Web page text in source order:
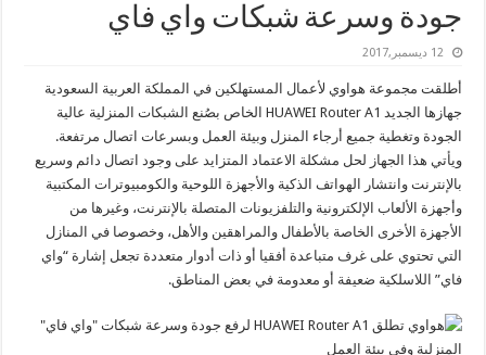
جودة وسرعة شبكات واي فاي
12 ديسمبر,2017
أطلقت مجموعة هواوي لأعمال المستهلكين في المملكة العربية السعودية
جهازها الجديد HUAWEI Router A1 الخاص بصُنع الشبكات المنزلية عالية
الجودة وتغطية جميع أرجاء المنزل وبيئة العمل وبسرعات اتصال مرتفعة.
ويأتي هذا الجهاز لحل مشكلة الاعتماد المتزايد على وجود اتصال دائم وسريع
بالإنترنت وانتشار الهواتف الذكية والأجهزة اللوحية والكومبيوترات المكتبية
وأجهزة الألعاب الإلكترونية والتلفزيونات المتصلة بالإنترنت، وغيرها من
الأجهزة الأخرى الخاصة بالأطفال والمراهقين والأهل، وخصوصا في المنازل
التي تحتوي على غرف متباعدة أفقيا أو ذات أدوار متعددة تجعل إشارة “واي
فاي” اللاسلكية ضعيفة أو معدومة في بعض المناطق.